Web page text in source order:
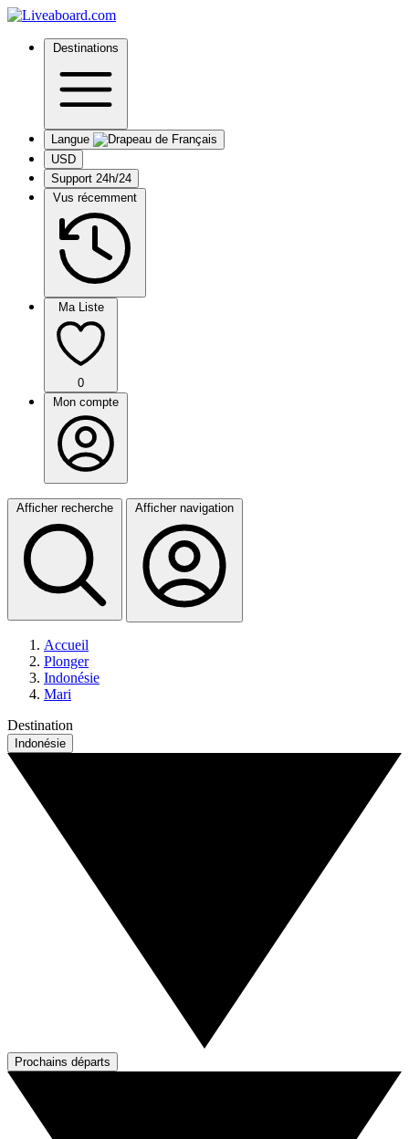
Destinations
Langue
USD
Support 24h/24
Vus récemment
Ma Liste
0
Mon compte
Afficher recherche Afficher navigation
Accueil
Plonger
Indonésie
Mari
Destination
Indonésie
Prochains départs